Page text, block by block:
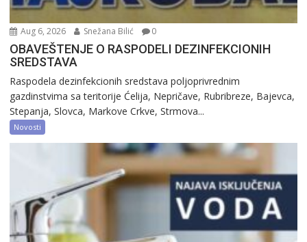
Aug 6, 2026 Snežana Bilić 0
OBAVEŠTENJE O RASPODELI DEZINFEKCIONIH
SREDSTAVA
Raspodela dezinfekcionih sredstava poljoprivrednim
gazdinstvima sa teritorije Ćelija, Nepričave, Rubribreze, Bajevca,
Stepanja, Slovca, Markove Crkve, Strmova...
Novosti